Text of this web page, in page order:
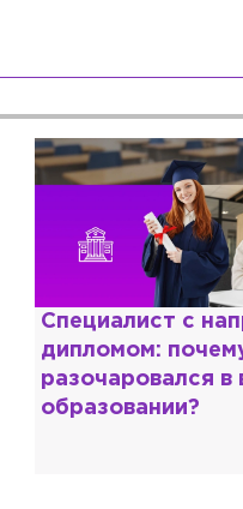
Специалист с
дипломом:
разочаровался
образовании?